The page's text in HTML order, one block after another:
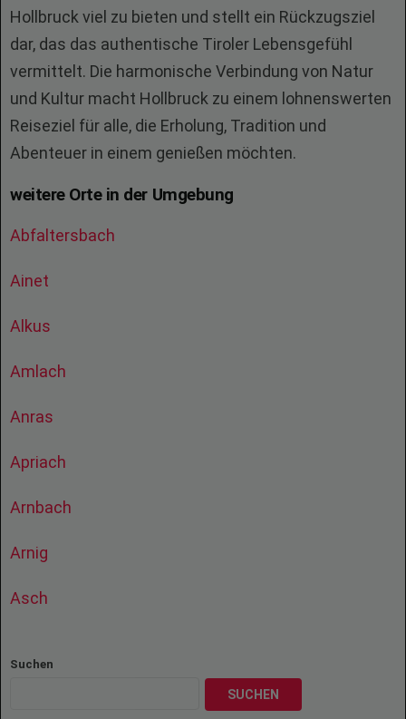
Hollbruck viel zu bieten und stellt ein Rückzugsziel
dar, das das authentische Tiroler Lebensgefühl
vermittelt. Die harmonische Verbindung von Natur
und Kultur macht Hollbruck zu einem lohnenswerten
Reiseziel für alle, die Erholung, Tradition und
Abenteuer in einem genießen möchten.
weitere Orte in der Umgebung
Abfaltersbach
Ainet
Alkus
Amlach
Anras
Apriach
Arnbach
Arnig
Asch
Suchen
SUCHEN